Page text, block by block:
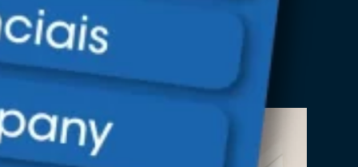
Saiba mais >